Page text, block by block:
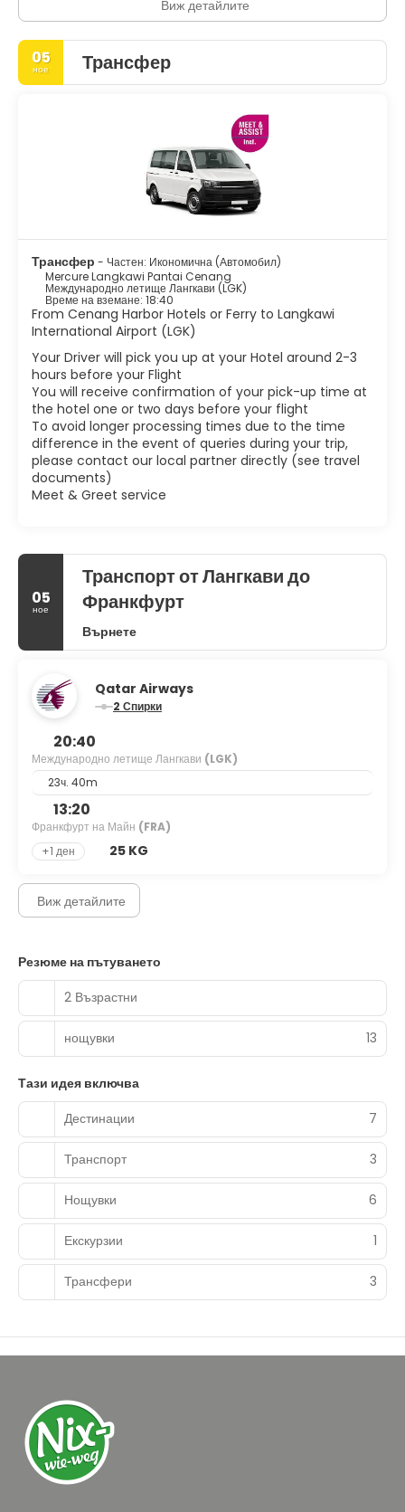
Виж детайлите
05
ное Трансфер
Трансфер - Частен: Икономична (Автомобил)
Mercure Langkawi Pantai Cenang
Международно летище Лангкави (LGK)
Време на вземане: 18:40
From Cenang Harbor Hotels or Ferry to Langkawi
International Airport (LGK)
Your Driver will pick you up at your Hotel around 2-3
hours before your Flight
You will receive confirmation of your pick-up time at
the hotel one or two days before your flight
To avoid longer processing times due to the time
difference in the event of queries during your trip,
please contact our local partner directly (see travel
documents)
Meet & Greet service
05
ное
Транспорт от Лангкави до
Франкфурт
Върнете
Qatar Airways
2 Спирки
20:40
Международно летище Лангкави (LGK)
23ч. 40m
13:20
Франкфурт на Майн (FRA)
+1 ден
25 KG
Виж детайлите
Резюме на пътуването
2 Възрастни
нощувки 13
Тази идея включва
Дестинации
7
Транспорт 3
Нощувки 6
Екскурзии 1
Трансфери 3